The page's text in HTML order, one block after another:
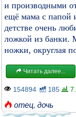
и производными
ещё мама с папой
детстве очень
ложкой из банки.
ножки, округлая
Читать далее...
154894 185
отец, дочь